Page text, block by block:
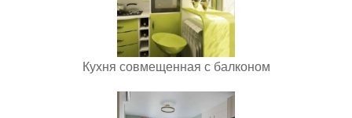
Кухня совмещенная с балконом